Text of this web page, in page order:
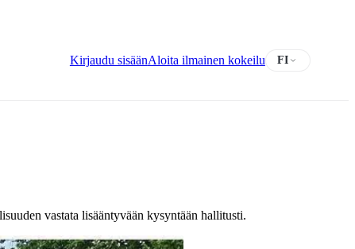
Kirjaudu sisäänAloita ilmainen kokeilu FI
vastata lisääntyvään kysyntään hallitusti.